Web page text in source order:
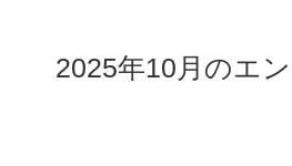
2025年10月のエ